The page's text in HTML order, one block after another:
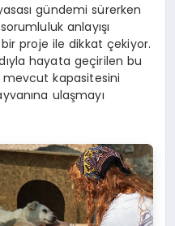
gündemi sürerken
anlayışı
proje ile dikkat çekiyor.
hayata geçirilen bu
mevcut kapasitesini
ulaşmayı